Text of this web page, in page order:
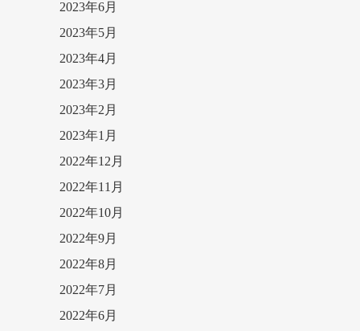
2023年6月
2023年5月
2023年4月
2023年3月
2023年2月
2023年1月
2022年12月
2022年11月
2022年10月
2022年9月
2022年8月
2022年7月
2022年6月